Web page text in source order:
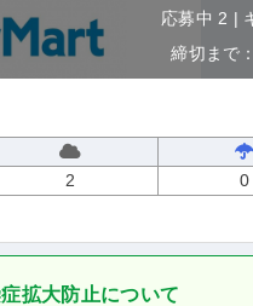
応募中 2 |
締切まで
2 0
拡大防止について